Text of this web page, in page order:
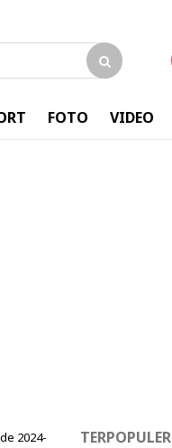
FOTO VIDEO
2024-
TERPOPULER